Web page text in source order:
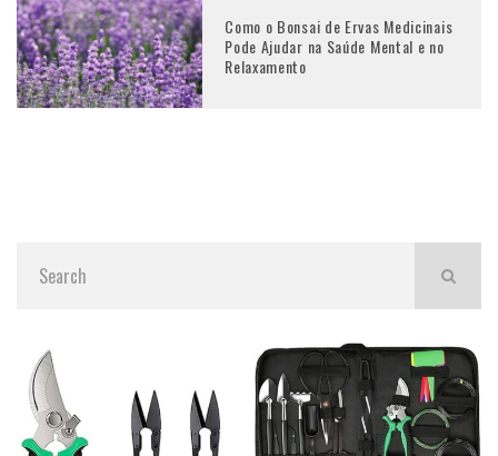
Como o Bonsai de Ervas Medicinais
Pode Ajudar na Saúde Mental e no
Relaxamento